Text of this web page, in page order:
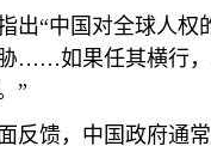
出“中国对全球人
……如果任其横行
”
反馈，中国政府通